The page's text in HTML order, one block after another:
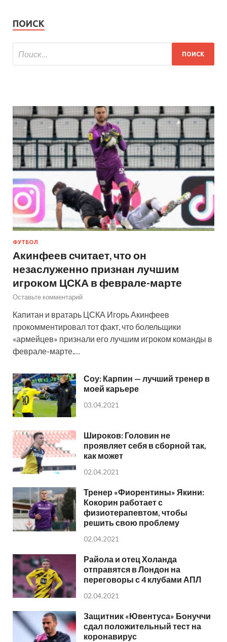
ПОИСК
ФУТБОЛ
Акинфеев считает, что он
незаслуженно признан лучшим
игроком ЦСКА в феврале-марте
Оставьте комментарий
Капитан и вратарь ЦСКА Игорь Акинфеев
прокомментировал тот факт, что болельщики
«армейцев» признали его лучшим игроком команды в
феврале-марте.…
Соу: Карпин — лучший тренер в
моей карьере
03.04.2021
Широков: Головин не
проявляет себя в сборной так,
как может
02.04.2021
Тренер «Фиорентины» Якини:
Кокорин работает с
физиотерапевтом, чтобы
решить свою проблему
02.04.2021
Райола и отец Холанда
отправятся в Лондон на
переговоры с 4 клубами АПЛ
02.04.2021
Защитник «Ювентуса» Бонуччи
сдал положительный тест на
коронавирус